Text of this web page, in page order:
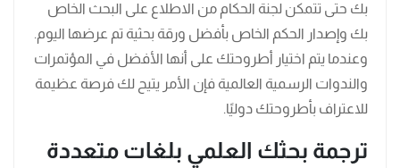
بك حتى تتمكن لجنة الحكام من الاطلاع على البحث الخاص
بك وإصدار الحكم الخاص بأفضل ورقة بحثية تم عرضها اليوم.
وعندما يتم اختيار أطروحتك على أنها الأفضل في المؤتمرات
والندوات الرسمية العالمية فإن الأمر يتيح لك فرصة عظيمة
للاعتراف بأطروحتك دوليًا.
ترجمة بحثك العلمي بلغات متعددة